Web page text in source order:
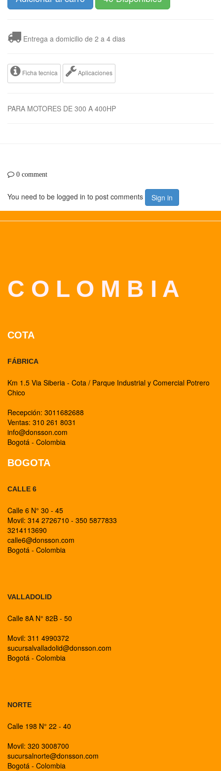
Entrega a domicilio de 2 a 4 dias
Ficha tecnica Aplicaciones
PARA MOTORES DE 300 A 400HP
0 comment
You need to be logged in to post comments Sign in
C O L O M B I A
COTA
FÁBRICA
Km 1.5 Via Siberia - Cota / Parque Industrial y Comercial Potrero
Chico
Recepción: 3011682688
Ventas: 310 261 8031
info@donsson.com
Bogotá - Colombia
BOGOTA
CALLE 6
Calle 6 N° 30 - 45
Movil: 314 2726710 - 350 5877833
3214113690
calle6@donsson.com
Bogotá - Colombia
VALLADOLID
Calle 8A N° 82B - 50
Movil: 311 4990372
sucursalvalladolid@donsson.com
Bogotá - Colombia
NORTE
Calle 198 N° 22 - 40
Movil: 320 3008700
sucursalnorte@donsson.com
Bogotá - Colombia